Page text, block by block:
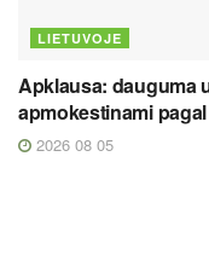
LIETUVOJE
Apklausa: dauguma
apmokestinami
2026 08 05